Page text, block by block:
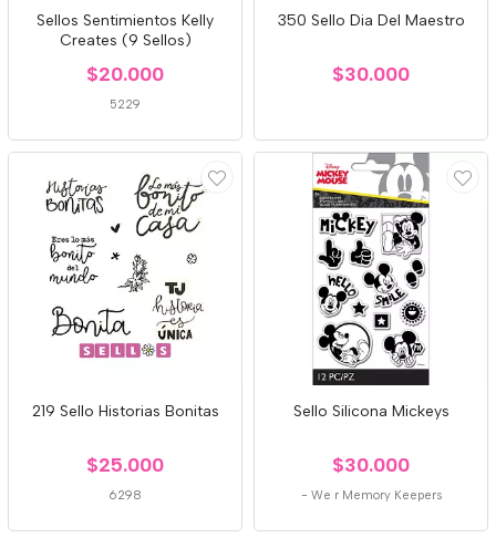
Sellos Sentimientos Kelly
Creates (9 Sellos)
$20.000
5229
350 Sello Dia Del Maestro
$30.000
219 Sello Historias Bonitas
$25.000
6298
Sello Silicona Mickeys
$30.000
- We r Memory Keepers